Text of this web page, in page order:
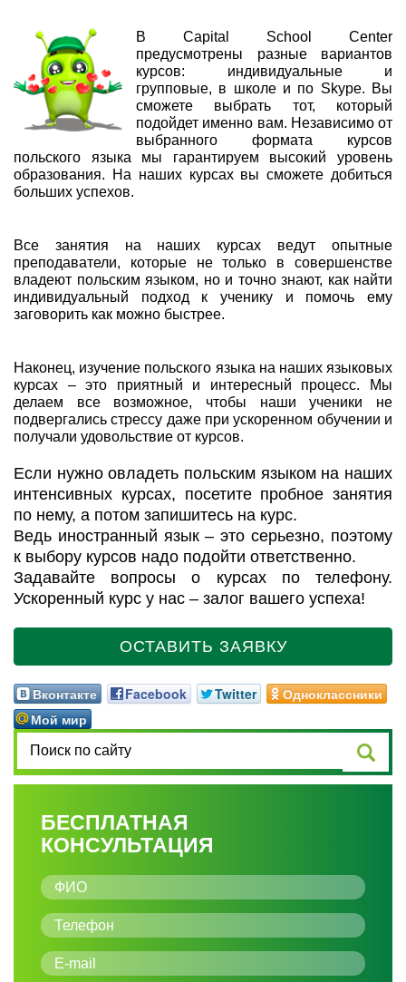
В Capital School Center
предусмотрены разные вариантов
курсов: индивидуальные и
групповые, в школе и по Skype. Вы
сможете выбрать тот, который
подойдет именно вам. Независимо от
выбранного формата курсов
польского языка мы гарантируем высокий уровень
образования. На наших курсах вы сможете добиться
больших успехов.
Все занятия на наших курсах ведут опытные
преподаватели, которые не только в совершенстве
владеют польским языком, но и точно знают, как найти
индивидуальный подход к ученику и помочь ему
заговорить как можно быстрее.
Наконец, изучение польского языка на наших языковых
курсах – это приятный и интересный процесс. Мы
делаем все возможное, чтобы наши ученики не
подвергались стрессу даже при ускоренном обучении и
получали удовольствие от курсов.
Если нужно овладеть польским языком на наших
интенсивных курсах, посетите пробное занятия
по нему, а потом запишитесь на курс.
Ведь иностранный язык – это серьезно, поэтому
к выбору курсов надо подойти ответственно.
Задавайте вопросы о курсах по телефону.
Ускоренный курс у нас – залог вашего успеха!
ОСТАВИТЬ ЗАЯВКУ
Вконтакте Facebook Twitter
Одноклассники
Мой мир
БЕСПЛАТНАЯ
КОНСУЛЬТАЦИЯ